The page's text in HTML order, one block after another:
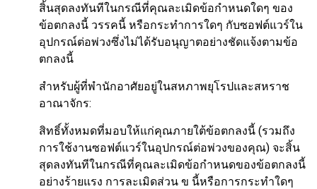
สิ้นสุดลงทันทีในกรณีที่คุณละเมิดข้อกำหนดใดๆ ของ
ข้อตกลงนี้ วรรคนี้ หรือกระทำการใดๆ กับซอฟต์แวร์ใน
อุปกรณ์ต่อพ่วงซึ่งไม่ได้รับอนุญาตอย่างชัดแจ้งตามข้อ
ตกลงนี้
สำหรับผู้ที่พำนักอาศัยอยู่ในสหภาพยุโรปและสหราช
อาณาจักร:
สิทธิ์ทั้งหมดที่มอบให้แก่คุณภายใต้ข้อตกลงนี้ (รวมถึง
การใช้งานซอฟต์แวร์ในอุปกรณ์ต่อพ่วงของคุณ) จะสิ้น
สุดลงทันทีในกรณีที่คุณละเมิดข้อกำหนดของข้อตกลงนี้
อย่างร้ายแรง การละเมิดส่วน ข นี้หรือการกระทำใดๆ